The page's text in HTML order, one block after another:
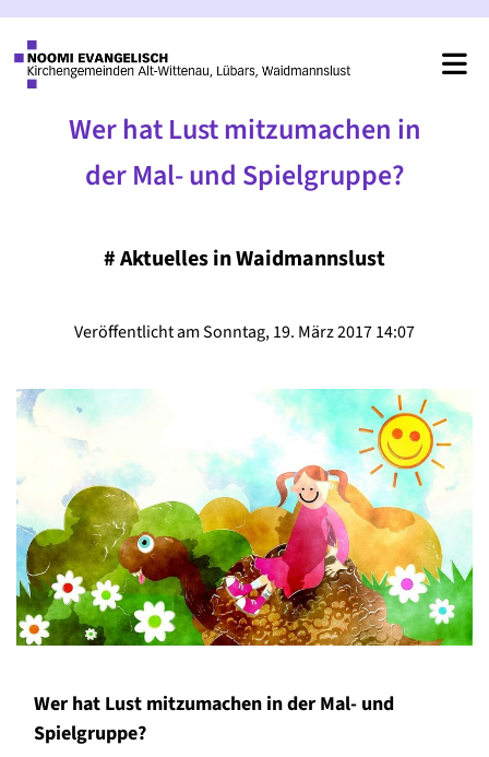
Wer hat Lust mitzumachen in
der Mal- und Spielgruppe?
#Aktuelles in Waidmannslust
Veröffentlicht am Sonntag, 19. März 2017 14:07
Wer hat Lust mitzumachen in der Mal- und
Spielgruppe?